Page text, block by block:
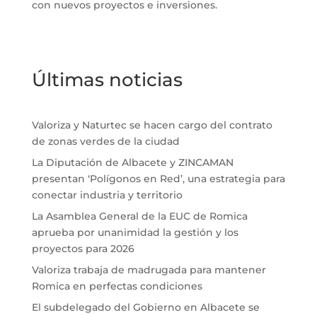
con nuevos proyectos e inversiones.
Últimas noticias
Valoriza y Naturtec se hacen cargo del contrato
de zonas verdes de la ciudad
La Diputación de Albacete y ZINCAMAN
presentan ‘Polígonos en Red’, una estrategia para
conectar industria y territorio
La Asamblea General de la EUC de Romica
aprueba por unanimidad la gestión y los
proyectos para 2026
Valoriza trabaja de madrugada para mantener
Romica en perfectas condiciones
El subdelegado del Gobierno en Albacete se